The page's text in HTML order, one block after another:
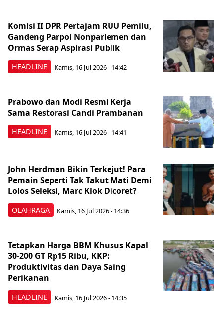
HEADLINE
Komisi II DPR Pertajam RUU Pemilu,
Gandeng Parpol Nonparlemen dan
Ormas Serap Aspirasi Publik
Kamis, 16 Jul 2026 - 14:42
HEADLINE
Prabowo dan Modi Resmi Kerja
Sama Restorasi Candi Prambanan
Kamis, 16 Jul 2026 - 14:41
OLAHRAGA
John Herdman Bikin Terkejut! Para
Pemain Seperti Tak Takut Mati Demi
Lolos Seleksi, Marc Klok Dicoret?
Kamis, 16 Jul 2026 - 14:36
HEADLINE
Tetapkan Harga BBM Khusus Kapal
30-200 GT Rp15 Ribu, KKP:
Produktivitas dan Daya Saing
Perikanan
Kamis, 16 Jul 2026 - 14:35